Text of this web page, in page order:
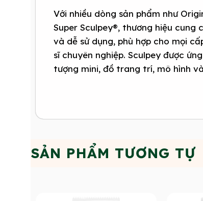
Với nhiều dòng sản phẩm như
Super Sculpey®, thương hiệu
và dễ sử dụng, phù hợp cho mọi
sĩ chuyên nghiệp. Sculpey được
tượng mini, đồ trang trí, mô hình
SẢN PHẨM TƯƠNG TỰ